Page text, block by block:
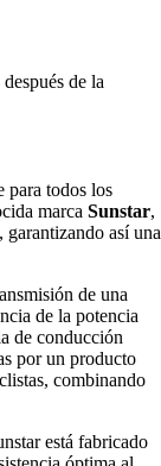
de la
para todos los
marca Sunstar,
, garantizando así una
de una
de la potencia
de conducción
por un producto
combinando
está fabricado